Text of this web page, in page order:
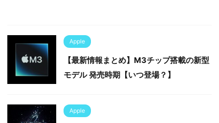
Apple
【最新情報まとめ】M3チップ搭載の新型
モデル 発売時期【いつ登場？】
Apple